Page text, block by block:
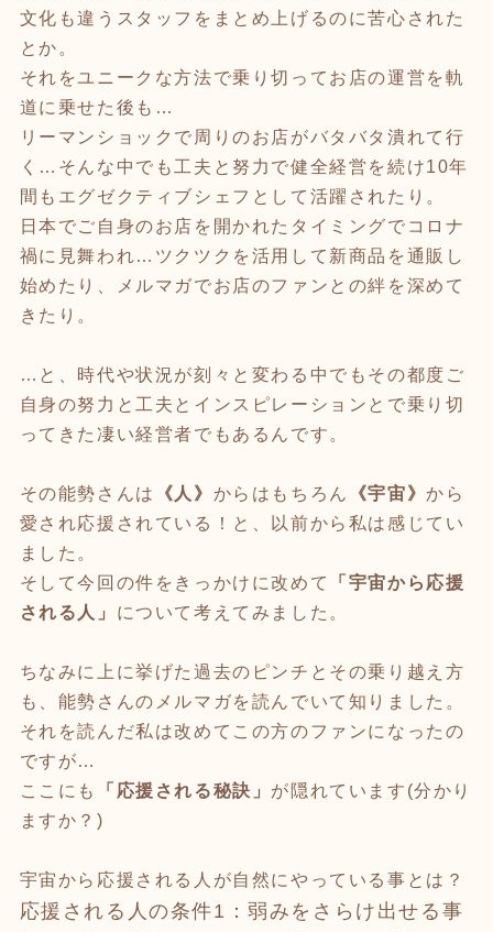
文化も違うスタッフをまとめ上げるのに苦心された
とか。
それをユニークな方法で乗り切ってお店の運営を軌
道に乗せた後も…
リーマンショックで周りのお店がバタバタ潰れて行
く…そんな中でも工夫と努力で健全経営を続け10年
間もエグゼクティブシェフとして活躍されたり。
日本でご自身のお店を開かれたタイミングでコロナ
禍に見舞われ…ツクツクを活用して新商品を通販し
始めたり、メルマガでお店のファンとの絆を深めて
きたり。
…と、時代や状況が刻々と変わる中でもその都度ご
自身の努力と工夫とインスピレーションとで乗り切
ってきた凄い経営者でもあるんです。
その能勢さんは 《人》 からはもちろん 《宇宙》から
愛され応援されている！と、以前から私は感じてい
ました。
そして今回の件をきっかけに改めて
「宇宙から応援
される人」 について考えてみました。
ちなみに上に挙げた過去のピンチとその乗り越え方
も、能勢さんのメルマガを読んでいて知りました。
それを読んだ私は改めてこの方のファンになったの
ですが…
ここにも
「応援される秘訣」 が隠れています(分かり
ますか？)
宇宙から応援される人が自然にやっている事とは？
応援される人の条件1：弱みをさらけ出せる事